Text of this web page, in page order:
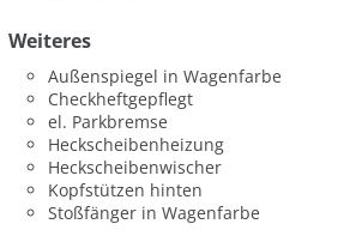
Weiteres
Außenspiegel in Wagenfarbe
Checkheftgepflegt
el. Parkbremse
Heckscheibenheizung
Heckscheibenwischer
Kopfstützen hinten
Stoßfänger in Wagenfarbe